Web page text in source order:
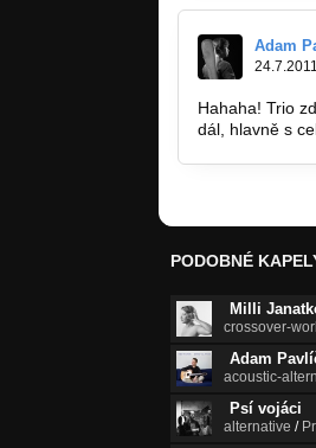
Adam
Hahaha! Trio
dál, hlavně s
PODOBNÉ
Milli
crossover-
Adam
acoustic-
Psí vojáci
alternative /